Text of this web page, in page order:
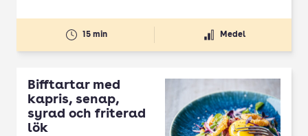
15 min Medel
Bifftartar med
kapris, senap,
syrad och friterad
lök